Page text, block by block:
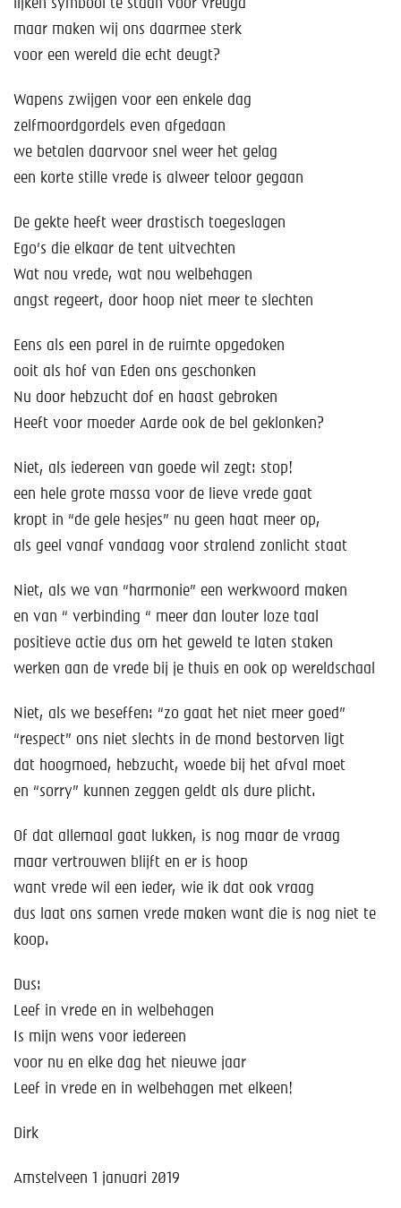
lijken symbool te staan voor vreugd
maar maken wij ons daarmee sterk
voor een wereld die echt deugt?
Wapens zwijgen voor een enkele dag
zelfmoordgordels even afgedaan
we betalen daarvoor snel weer het gelag
een korte stille vrede is alweer teloor gegaan
De gekte heeft weer drastisch toegeslagen
Ego’s die elkaar de tent uitvechten
Wat nou vrede, wat nou welbehagen
angst regeert, door hoop niet meer te slechten
Eens als een parel in de ruimte opgedoken
ooit als hof van Eden ons geschonken
Nu door hebzucht dof en haast gebroken
Heeft voor moeder Aarde ook de bel geklonken?
Niet, als iedereen van goede wil zegt: stop!
een hele grote massa voor de lieve vrede gaat
kropt in “de gele hesjes” nu geen haat meer op,
als geel vanaf vandaag voor stralend zonlicht staat
Niet, als we van “harmonie” een werkwoord maken
en van “ verbinding “ meer dan louter loze taal
positieve actie dus om het geweld te laten staken
werken aan de vrede bij je thuis en ook op wereldschaal
Niet, als we beseffen: “zo gaat het niet meer goed”
“respect” ons niet slechts in de mond bestorven ligt
dat hoogmoed, hebzucht, woede bij het afval moet
en “sorry” kunnen zeggen geldt als dure plicht.
Of dat allemaal gaat lukken, is nog maar de vraag
maar vertrouwen blijft en er is hoop
want vrede wil een ieder, wie ik dat ook vraag
dus laat ons samen vrede maken want die is nog niet te
koop.
Dus:
Leef in vrede en in welbehagen
Is mijn wens voor iedereen
voor nu en elke dag het nieuwe jaar
Leef in vrede en in welbehagen met elkeen!
Dirk
Amstelveen 1 januari 2019